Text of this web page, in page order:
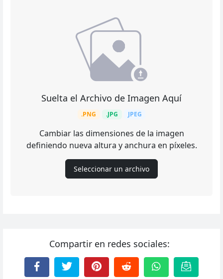
Suelta el Archivo de Imagen Aquí
.PNG .JPG JPEG
Cambiar las dimensiones de la imagen
definiendo nueva altura y anchura en píxeles.
Seleccionar un archivo
Compartir en redes sociales: